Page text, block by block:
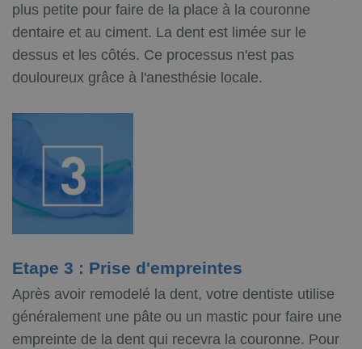
plus petite pour faire de la place à la couronne
dentaire et au ciment. La dent est limée sur le
dessus et les côtés. Ce processus n'est pas
douloureux grâce à l'anesthésie locale.
Etape 3 : Prise d'empreintes
Après avoir remodelé la dent, votre dentiste utilise
généralement une pâte ou un mastic pour faire une
empreinte de la dent qui recevra la couronne. Pour